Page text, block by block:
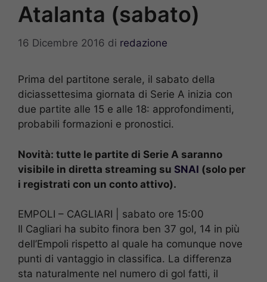
Atalanta (sabato)
16 Dicembre 2016 di redazione
Prima del partitone serale, il sabato della
diciassettesima giornata di Serie A inizia con
due partite alle 15 e alle 18: approfondimenti,
probabili formazioni e pronostici.
Novità: tutte le partite di Serie A saranno
visibile in diretta streaming su SNAI (solo per
i registrati con un conto attivo).
EMPOLI – CAGLIARI | sabato ore 15:00
Il Cagliari ha subito finora ben 37 gol, 14 in più
dell’Empoli rispetto al quale ha comunque nove
punti di vantaggio in classifica. La differenza
sta naturalmente nel numero di gol fatti, il